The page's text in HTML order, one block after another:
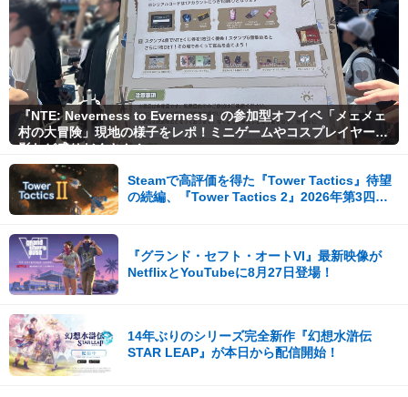
『NTE: Neverness to Everness』の参加型オフイベ「メェメェ
村の大冒険」現地の様子をレポ！ミニゲームやコスプレイヤー撮
影など盛りだくさん！
Steamで高評価を得た『Tower Tactics』待望
の続編、『Tower Tactics 2』2026年第3四半
『グランド・セフト・オートVI』最新映像が
NetflixとYouTubeに8月27日登場！
14年ぶりのシリーズ完全新作『幻想水滸伝
STAR LEAP』が本日から配信開始！